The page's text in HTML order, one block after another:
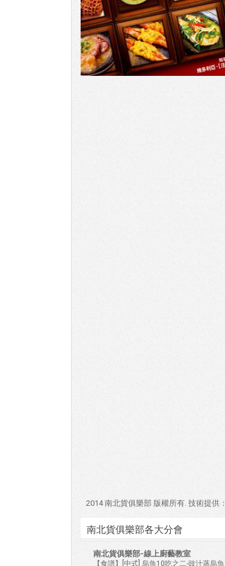
2014 南北貨俱樂部 版權所有. 技術提供：
南北貨俱樂部各大分會
南北貨俱樂部-線上廚藝教室
【食譜】[中式] 烏魚10吃之二-豉汁蒸烏魚